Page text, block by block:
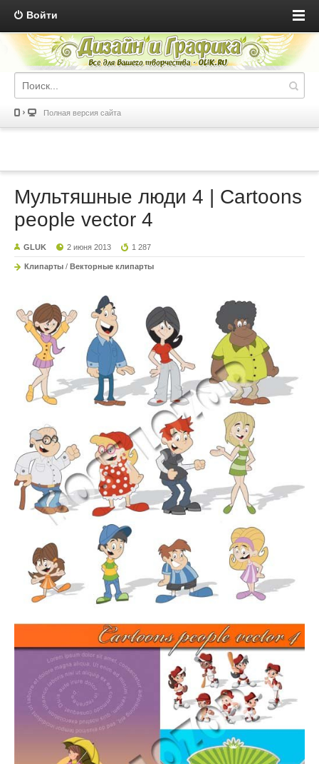
Войти
Полная версия сайта
Мультяшные люди 4 | Cartoons
people vector 4
GLUK 2 июня 2013 1 287
Клипарты / Векторные клипарты